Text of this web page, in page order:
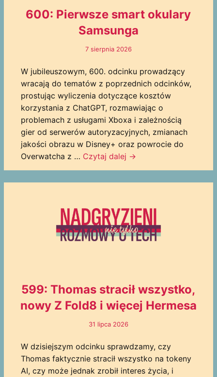
600: Pierwsze smart okulary
Samsunga
7 sierpnia 2026
W jubileuszowym, 600. odcinku prowadzący
wracają do tematów z poprzednich odcinków,
prostując wyliczenia dotyczące kosztów
korzystania z ChatGPT, rozmawiając o
problemach z usługami Xboxa i zależnością
gier od serwerów autoryzacyjnych, zmianach
jakości obrazu w Disney+ oraz powrocie do
Overwatcha z … Czytaj dalej →
599: Thomas stracił wszystko,
nowy Z Fold8 i więcej Hermesa
31 lipca 2026
W dzisiejszym odcinku sprawdzamy, czy
Thomas faktycznie stracił wszystko na tokeny
AI, czy może jednak zrobił interes życia, i